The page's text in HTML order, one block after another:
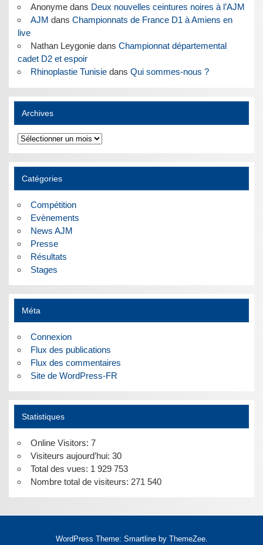
Anonymedans Deux nouvelles ceintures noires à l’AJM
AJM dans Championnats de France D1 à Amiens en
live
Nathan Leygoniedans Championnat départemental
cadet D2 et espoir
Rhinoplastie Tunisiedans Qui sommes-nous ?
Archives
Archives
Catégories
Compétition
Evènements
News AJM
Presse
Résultats
Stages
Méta
Connexion
Flux des publications
Flux des commentaires
Site de WordPress-FR
Statistiques
Online Visitors: 7
Visiteurs aujourd’hui: 30
Total des vues: 1 929 753
Nombre total de visiteurs: 271 540
WordPress Theme: Smartline by ThemeZee.